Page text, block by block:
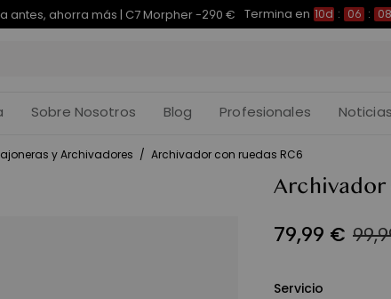
antes, ahorra más | E7 Plus -200 € Termina en 10d : 06 : 08 :
Sobre Nosotros Blog Profesionales Noticias
y Archivadores / Archivador con ruedas RC6
Archivador
79,99 €
Servicio